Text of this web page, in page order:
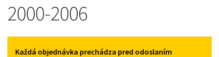
2000-2006
Každá objednávka prechádza pred odoslaním